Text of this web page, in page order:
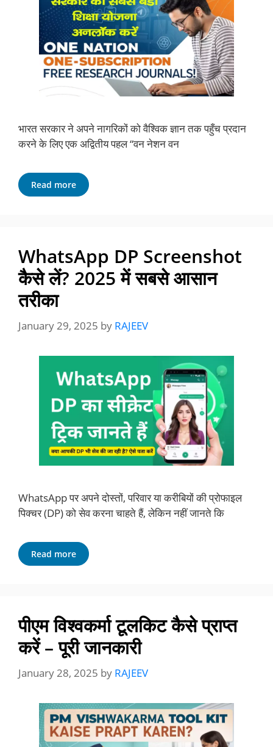
भारत सरकार ने अपने नागरिकों को वैश्विक ज्ञान तक पहुँच प्रदान
करने के लिए एक अद्वितीय पहल “वन नेशन वन
Read more
WhatsApp DP Screenshot
कैसे लें? 2025 में सबसे आसान
तरीका
January 29, 2025 by RAJEEV
WhatsApp पर अपने दोस्तों, परिवार या करीबियों की प्रोफाइल
पिक्चर (DP) को सेव करना चाहते हैं, लेकिन नहीं जानते कि
Read more
पीएम विश्वकर्मा टूलकिट कैसे प्राप्त
करें – पूरी जानकारी
January 28, 2025 by RAJEEV